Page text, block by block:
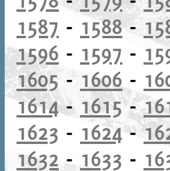
1587 - 1588-
1596 - 1597 -
1605- 1606 -
1614- 1615-
1623 - 1624-
1632 - 1633 -